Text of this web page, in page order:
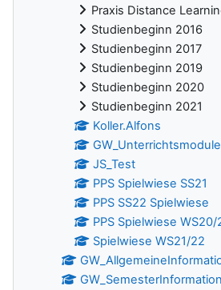
Praxis Distance
Studienbeginn 2016
Studienbeginn 2017
Studienbeginn 2019
Studienbeginn 2020
Studienbeginn 2021
Koller.Alfons
GW_Unterrichtsmodule
JS_Test
PPS Spielwiese SS21
PPS SS22 Spielwiese
PPS Spielwiese WS20/
Spielwiese WS21/22